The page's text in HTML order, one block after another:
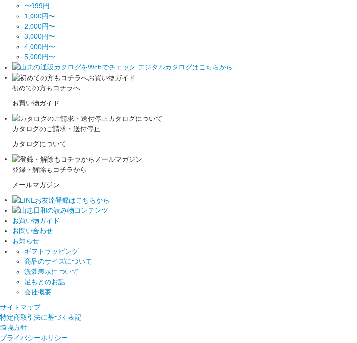
〜999円
1,000円〜
2,000円〜
3,000円〜
4,000円〜
5,000円〜
初めての方もコチラへ
お買い物ガイド
カタログのご請求・送付停止
カタログについて
登録・解除もコチラから
メールマガジン
お買い物ガイド
お問い合わせ
お知らせ
ギフトラッピング
商品のサイズについて
洗濯表示について
足もとのお話
会社概要
サイトマップ
特定商取引法に基づく表記
環境方針
プライバシーポリシー